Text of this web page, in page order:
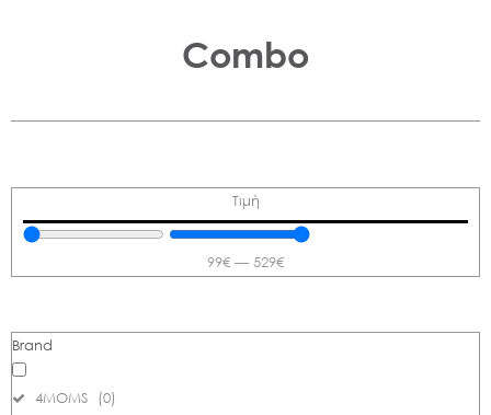
Combo
Τιμή
99€ — 529€
Brand
4MOMS (0)